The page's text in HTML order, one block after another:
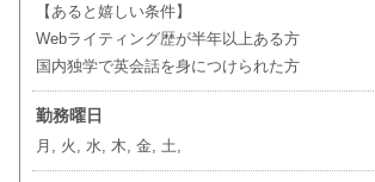
【あると嬉しい条件】
Webライティング歴が半年以上ある方
国内独学で英会話を身につけられた方
勤務曜日
月, 火, 水, 木, 金, 土,